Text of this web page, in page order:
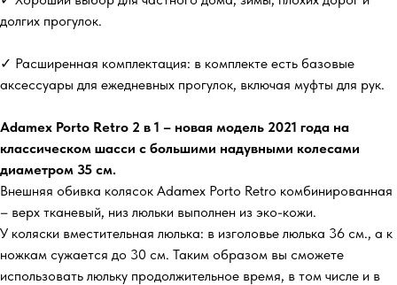
долгих прогулок.
✓ Расширенная комплектация: в комплекте есть базовые
аксессуары для ежедневных прогулок, включая муфты для рук.
Adamex Porto Retro 2 в 1 – новая модель 2021 года на
классическом шасси с большими надувными колесами
диаметром 35 см.
Внешняя обивка колясок Adamex Porto Retro комбинированная
– верх тканевый, низ люльки выполнен из эко-кожи.
У коляски вместительная люлька: в изголовье люлька 36 см., а к
ножкам сужается до 30 см. Таким образом вы сможете
использовать люльку продолжительное время, в том числе и в